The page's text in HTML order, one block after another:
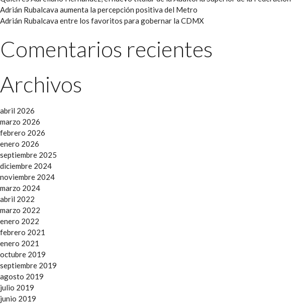
Adrián Rubalcava aumenta la percepción positiva del Metro
Adrián Rubalcava entre los favoritos para gobernar la CDMX
Comentarios recientes
Archivos
abril 2026
marzo 2026
febrero 2026
enero 2026
septiembre 2025
diciembre 2024
noviembre 2024
marzo 2024
abril 2022
marzo 2022
enero 2022
febrero 2021
enero 2021
octubre 2019
septiembre 2019
agosto 2019
julio 2019
junio 2019